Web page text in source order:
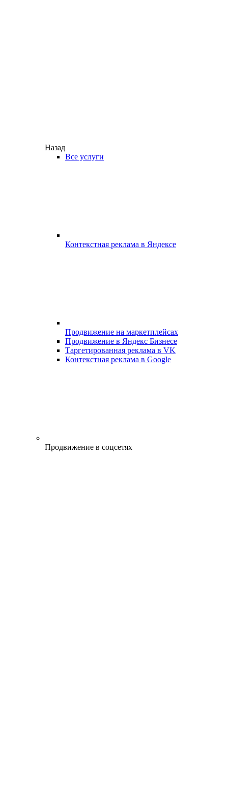
Назад
Все услуги
Контекстная реклама в Яндексе
Продвижение на маркетплейсах
Продвижение в Яндекс Бизнесе
Таргетированная реклама в VK
Контекстная реклама в Google
Продвижение в соцсетях